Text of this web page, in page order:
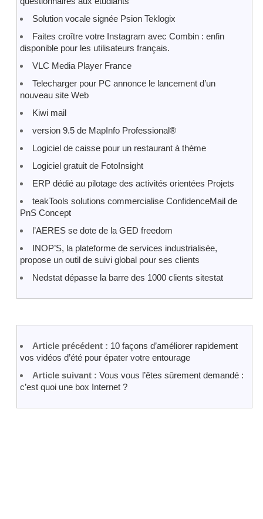
Solution vocale signée Psion Teklogix
Faites croître votre Instagram avec Combin : enfin
disponible pour les utilisateurs français.
VLC Media Player France
Telecharger pour PC annonce le lancement d’un
nouveau site Web
Kiwi mail
version 9.5 de MapInfo Professional®
Logiciel de caisse pour un restaurant à thème
Logiciel gratuit de FotoInsight
ERP dédié au pilotage des activités orientées Projets
teakTools solutions commercialise ConfidenceMail de
PnS Concept
l’AERES se dote de la GED freedom
INOP’S, la plateforme de services industrialisée,
propose un outil de suivi global pour ses clients
Nedstat dépasse la barre des 1000 clients sitestat
Article précédent : 10 façons d’améliorer rapidement
vos vidéos d’été pour épater votre entourage
Article suivant : Vous vous l’êtes sûrement demandé :
c’est quoi une box Internet ?